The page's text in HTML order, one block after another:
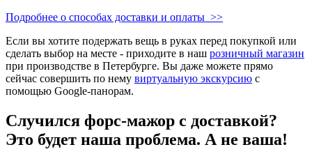
Подробнее о способах доставки и оплаты >>
Если вы хотите подержать вещь в руках перед покупкой или
сделать выбор на месте - приходите в наш розничный магазин
при производстве в Петербурге. Вы даже можете прямо
сейчас совершить по нему виртуальную экскурсию с
помощью Google-панорам.
Случился форс-мажор c доставкой?
Это будет наша проблема. А не ваша!